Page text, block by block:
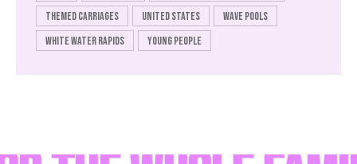
Themed carriages
United States
Wave pools
White water rapids
Young people